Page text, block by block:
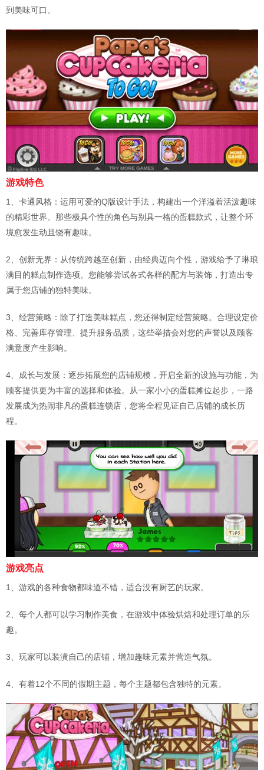
到美味可口。
游戏特色
1、卡通风格：运用可爱的Q版设计手法，构建出一个洋溢着活泼趣味
的精彩世界。那些极具个性的角色与别具一格的蛋糕款式，让整个环
境愈发生动且饶有趣味。
2、创新无界：从传统跨越至创新，由经典迈向个性，游戏给予了琳琅
满目的糕点制作选项。您能够尝试各式各样的配方与装饰，打造出专
属于您店铺的独特美味。
3、经营策略：除了打造美味糕点，您还得制定经营策略。合理设定价
格、完善库存管理、提升服务品质，这些举措会对您的声誉以及顾客
满意度产生影响。
4、成长与发展：逐步拓展您的店铺规模，开启全新的设施与功能，为
顾客提供更为丰富的选择和体验。从一家小小的蛋糕摊位起步，一路
发展成为热闹非凡的蛋糕连锁店，您将全程见证自己店铺的成长历
程。
游戏亮点
1、游戏的各种食物都味道不错，适合没有厨艺的玩家。
2、每个人都可以学习制作美食，在游戏中体验烘焙和处理订单的乐
趣。
3、玩家可以装潢自己的店铺，增加趣味元素并营造气氛。
4、有着12个不同的假期主题，每个主题都包含独特的元素。